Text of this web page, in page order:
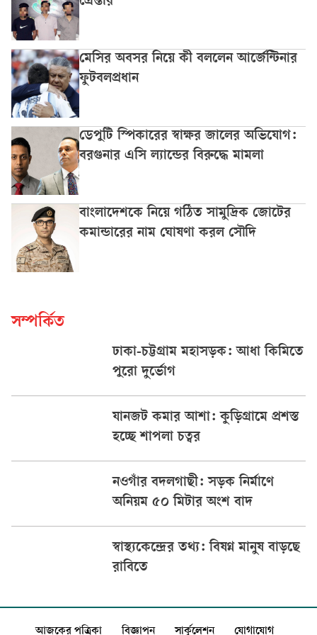
মেসির অবসর নিয়ে কী বললেন আর্জেন্টিনার
ফুটবলপ্রধান
ডেপুটি স্পিকারের স্বাক্ষর জালের অভিযোগ:
বরগুনার এসি ল্যান্ডের বিরুদ্ধে মামলা
বাংলাদেশকে নিয়ে গঠিত সামুদ্রিক জোটের
কমান্ডারের নাম ঘোষণা করল সৌদি
সম্পর্কিত
ঢাকা-চট্টগ্রাম মহাসড়ক: আধা কিমিতে
পুরো দুর্ভোগ
যানজট কমার আশা: কুড়িগ্রামে প্রশস্ত
হচ্ছে শাপলা চত্বর
নওগাঁর বদলগাছী: সড়ক নির্মাণে
অনিয়ম ৫০ মিটার অংশ বাদ
স্বাস্থ্যকেন্দ্রের তথ্য: বিষণ্ন মানুষ বাড়ছে
রাবিতে
আজকের পত্রিকা বিজ্ঞাপন সার্কুলেশন যোগাযোগ